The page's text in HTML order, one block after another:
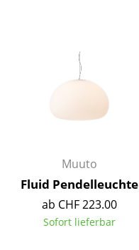
Schlafzimmer
Kinderzimmer
Badezimmer
Stauraum
Muuto
Fluid Pendelleuchte
ab CHF 223.00
Sofort lieferbar